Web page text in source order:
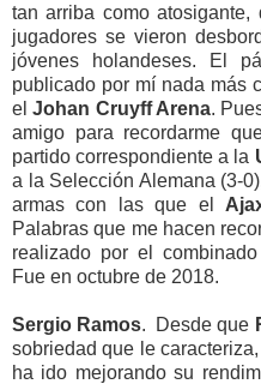
tan arriba como
jugadores se vieron
jóvenes holandeses. El
publicado por mí nada más
elJohan Cruyff Arena.
amigo para recordarme
partido correspondiente a la
a la Selección Alemana (3-
armas con las que el
Palabras que me hacen
realizado por el
Fue en octubre de 2018.
Sergio Ramos. Desde que
sobriedad que le
ha ido mejorando su